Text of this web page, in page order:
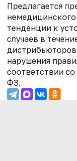
Предлагается
тенденции к
случаев в
нарушения
соответствии
ФЗ.